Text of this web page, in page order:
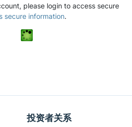
please login to access secure
secure information.
投资者关系